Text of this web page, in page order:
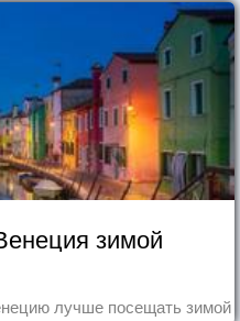
зимой
лучше посещать зимой